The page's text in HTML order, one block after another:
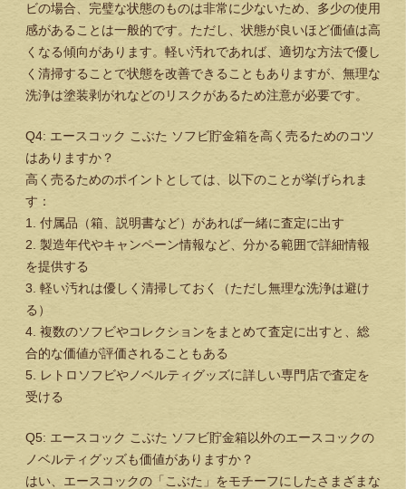
ビの場合、完璧な状態のものは非常に少ないため、多少の使用
感があることは一般的です。ただし、状態が良いほど価値は高
くなる傾向があります。軽い汚れであれば、適切な方法で優し
く清掃することで状態を改善できることもありますが、無理な
洗浄は塗装剥がれなどのリスクがあるため注意が必要です。
Q4: エースコック こぶた ソフビ貯金箱を高く売るためのコツ
はありますか？
高く売るためのポイントとしては、以下のことが挙げられま
す：
1. 付属品（箱、説明書など）があれば一緒に査定に出す
2. 製造年代やキャンペーン情報など、分かる範囲で詳細情報
を提供する
3. 軽い汚れは優しく清掃しておく（ただし無理な洗浄は避け
る）
4. 複数のソフビやコレクションをまとめて査定に出すと、総
合的な価値が評価されることもある
5. レトロソフビやノベルティグッズに詳しい専門店で査定を
受ける
Q5: エースコック こぶた ソフビ貯金箱以外のエースコックの
ノベルティグッズも価値がありますか？
はい、エースコックの「こぶた」をモチーフにしたさまざまな